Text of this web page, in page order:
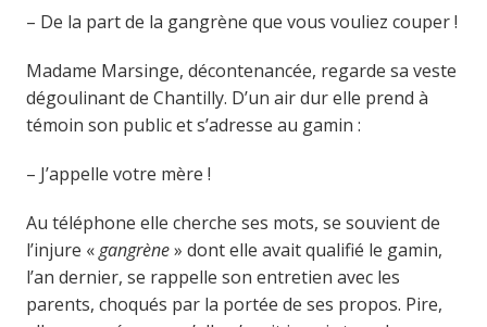
– De la part de la gangrène que vous vouliez couper !
Madame Marsinge, décontenancée, regarde sa veste
dégoulinant de Chantilly. D’un air dur elle prend à
témoin son public et s’adresse au gamin :
– J’appelle votre mère !
Au téléphone elle cherche ses mots, se souvient de
l’injure «gangrène» dont elle avait qualifié le gamin,
l’an dernier, se rappelle son entretien avec les
parents, choqués par la portée de ses propos. Pire,